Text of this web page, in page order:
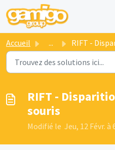
Passer au contenu principal
Accueil ... RIFT - Disparition du
RIFT -
souris
Modifié le Jeu, 12 Févr. à